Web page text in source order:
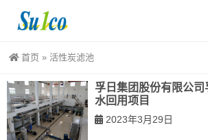
首页 » 活性炭滤池
孚日集团股份有限公
水回用项目
2023年3月29日